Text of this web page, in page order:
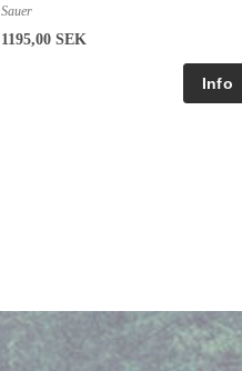
Sauer
1195,00 SEK